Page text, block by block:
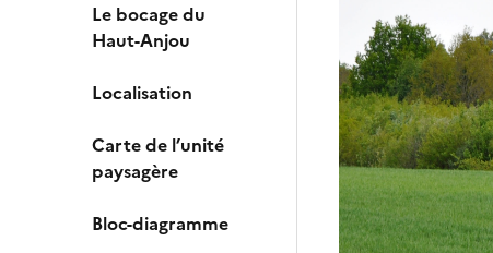
Le bocage du
Haut-Anjou
Localisation
Carte de l’unité
paysagère
Bloc-diagramme